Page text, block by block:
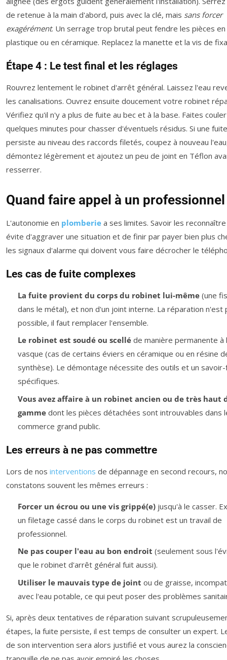
de retenue à la main d'abord, puis avec la clé, mais sans forcer
exagérément. Un serrage trop brutal peut fendre les pièces en
plastique ou en céramique. Replacez la manette et la vis de
Étape 4 : Le test final et les réglages
Rouvrez lentement le robinet d'arrêt général. Laissez l'eau
les canalisations. Ouvrez ensuite doucement votre robinet
Vérifiez qu'il n'y a plus de fuite au bec et à la base. Faites
quelques minutes pour chasser d'éventuels résidus. Si une fuite
persiste au niveau des raccords filetés, coupez à nouveau
démontez légèrement et ajoutez un peu de joint en Téflon
resserrer.
Quand faire appel à un professionnel
L'autonomie en plomberie a ses limites. Savoir les
évite d'aggraver une situation et de finir par payer bien plus
les signaux d'alarme qui doivent vous faire décrocher le
Les cas de fuite complexes
La fuite provient du corps du robinet lui-même(une
dans le métal), et non d'un joint interne. La réparation n'est
possible, il faut remplacer l'ensemble.
Le robinet est soudé ou scelléde manière permanente à
vasque (cas de certains éviers en céramique ou en résine
synthèse). Le démontage nécessite des outils et un
spécifiques.
Vous avez affaire à un robinet ancien ou de très haut
gammedont les pièces détachées sont introuvables dans
commerce grand public.
Les erreurs à ne pas commettre
Lors de nos interventions de dépannage en second recours,
constatons souvent les mêmes erreurs :
Forcer un écrou ou une vis grippé(e)jusqu'à le casser.
un filetage cassé dans le corps du robinet est un travail de
professionnel.
Ne pas couper l'eau au bon endroit (seulement sous
que le robinet d'arrêt général fuit aussi).
Utiliser le mauvais type de joint ou de graisse,
avec l'eau potable, ce qui peut poser des problèmes
Si, après deux tentatives de réparation suivant
étapes, la fuite persiste, il est temps de consulter un expert.
de son intervention sera alors justifié et vous aurez la